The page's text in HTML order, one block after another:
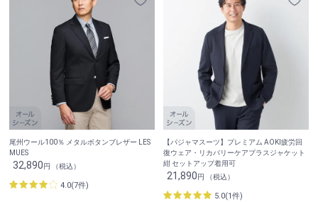
尾州ウール100％ メタルボタンブレザー LES
MUES
32,890円 （税込）
4.0(7件)
【パジャマスーツ】プレミアム AOKI疲労回
復ウェア・リカバリーケアプラスジャケット
紺 セットアップ着用可
21,890円 （税込）
5.0(1件)